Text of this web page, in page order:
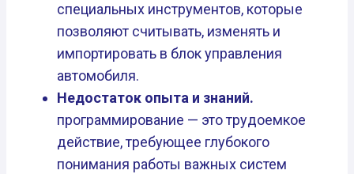
специальных инструментов, которые
позволяют считывать, изменять и
импортировать в блок управления
автомобиля.
Недостаток опыта и знаний.
программирование — это трудоемкое
действие, требующее глубокого
понимания работы важных систем